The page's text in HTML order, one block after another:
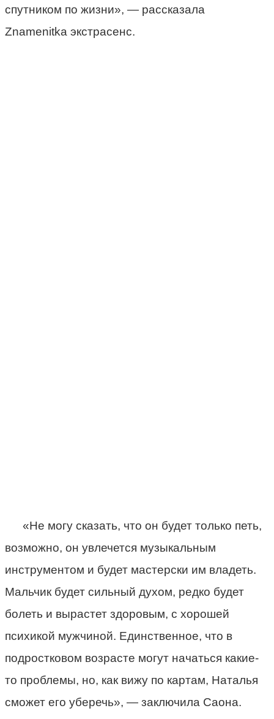
спутником по жизни», — рассказала
Znamenitka экстрасенс.
«Не могу сказать, что он будет только петь,
возможно, он увлечется музыкальным
инструментом и будет мастерски им владеть.
Мальчик будет сильный духом, редко будет
болеть и вырастет здоровым, с хорошей
психикой мужчиной. Единственное, что в
подростковом возрасте могут начаться какие-
то проблемы, но, как вижу по картам, Наталья
сможет его уберечь», — заключила Саона.